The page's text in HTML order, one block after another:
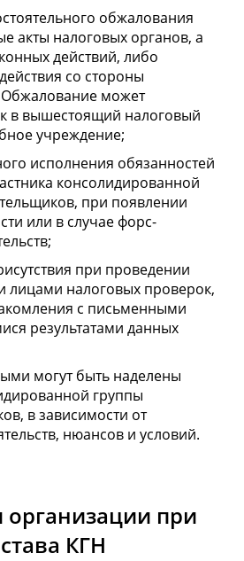
обжалования
акты налоговых органов, а
действий, либо
со стороны
может
в вышестоящий налоговый
учреждение;
исполнения обязанностей
консолидированной
при появлении
или в случае форс-
при проведении
налоговых проверок,
с письменными
результатами данных
могут быть наделены
группы
в зависимости от
нюансов и условий.
организации при
КГН